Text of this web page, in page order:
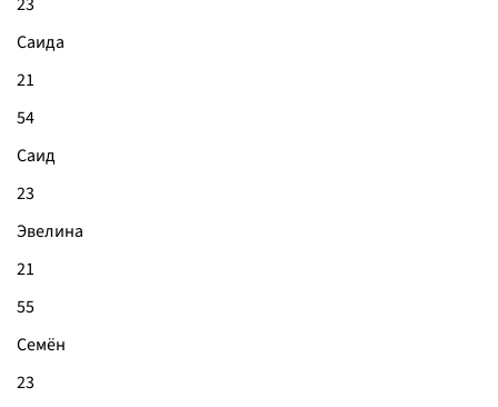
Саида
21
54
Саид
23
Эвелина
21
55
Семён
23